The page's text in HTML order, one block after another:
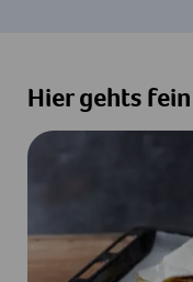
Hier gehts